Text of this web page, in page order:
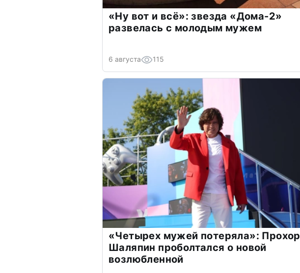
«Ну вот и всё»: звезда «Дома-2»
развелась с молодым мужем
6 августа 115
«Четырех мужей потеряла»: Прохор
Шаляпин проболтался о новой
возлюбленной